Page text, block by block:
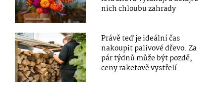
nich chloubu zahrady
Právě teď je ideální čas
nakoupit palivové dřevo. Za
pár týdnů může být pozdě,
ceny raketově vystřelí